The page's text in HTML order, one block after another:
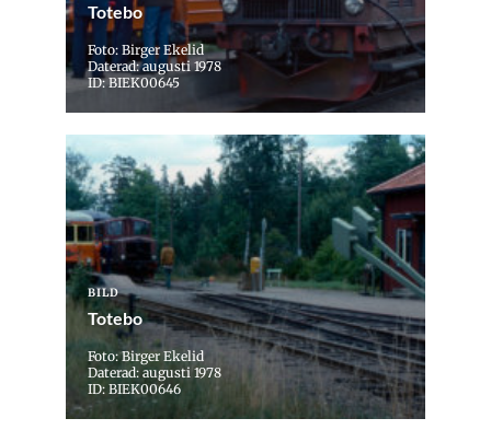
Totebo
Foto: Birger Ekelid
Daterad: augusti 1978
ID: BIEK00645
BILD
Totebo
Foto: Birger Ekelid
Daterad: augusti 1978
ID: BIEK00646